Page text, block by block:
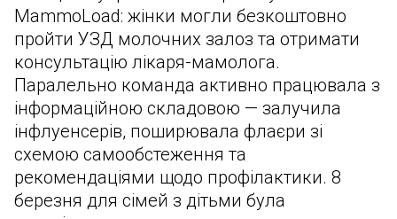
MammoLoad: жінки могли безкоштовно
пройти УЗД молочних залоз та отримати
консультацію лікаря-мамолога.
Паралельно команда активно працювала з
інформаційною складовою — залучила
інфлуенсерів, поширювала флаєри зі
схемою самообстеження та
рекомендаціями щодо профілактики. 8
березня для сімей з дітьми була